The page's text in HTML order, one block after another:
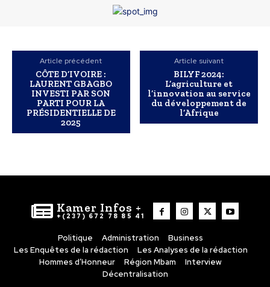
Article précédent
CÔTE D’IVOIRE :
LAURENT GBAGBO
INVESTI PAR SON
PARTI POUR LA
PRÉSIDENTIELLE DE
2025
Article suivant
BILYF 2024:
L’agriculture et
l’innovation au service
du développement de
l’Afrique
Kamer Infos +
+(237) 672 78 85 41
Politique Administration
Business
Les Enquêtes de la rédaction
Les Analyses de la rédaction
Hommes d’Honneur
Région Mbam
Interview
Décentralisation